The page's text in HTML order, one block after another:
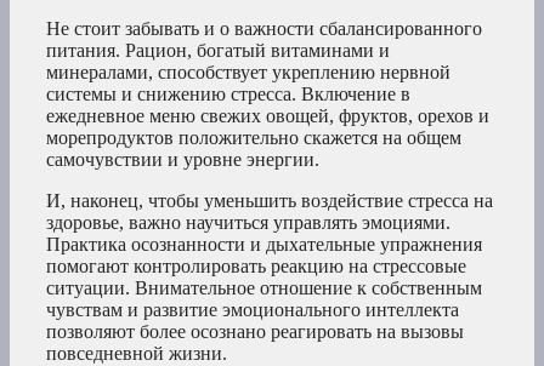
Не стоит забывать и о важности сбалансированного
питания. Рацион, богатый витаминами и
минералами, способствует укреплению нервной
системы и снижению стресса. Включение в
ежедневное меню свежих овощей, фруктов, орехов и
морепродуктов положительно скажется на общем
самочувствии и уровне энергии.
И, наконец, чтобы уменьшить воздействие стресса на
здоровье, важно научиться управлять эмоциями.
Практика осознанности и дыхательные упражнения
помогают контролировать реакцию на стрессовые
ситуации. Внимательное отношение к собственным
чувствам и развитие эмоционального интеллекта
позволяют более осознано реагировать на вызовы
повседневной жизни.